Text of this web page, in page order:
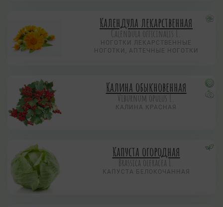
Календула лекарственная
Calendula officinalis L.
НОГОТКИ ЛЕКАРСТВЕННЫЕ
НОГОТКИ, АПТЕЧНЫЕ НОГОТКИ
Калина обыкновенная
Viburnum opulus L.
КАЛИНА КРАСНАЯ
Капуста огородная
Brassica oleracea L.
КАПУСТА БЕЛОКОЧАННАЯ